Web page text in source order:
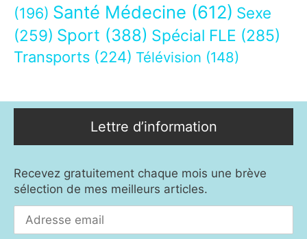
(196) Santé Médecine (612) Sexe
(259) Sport (388) Spécial FLE (285)
Transports (224) Télévision (148)
Lettre d’information
Recevez gratuitement chaque mois une brève
sélection de mes meilleurs articles.